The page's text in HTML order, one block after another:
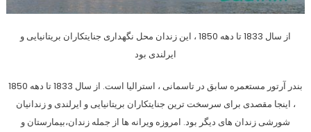
از سال 1833 تا دهه 1850 ، این زندان محل نگهداری جنایتکاران بریتانیایی و
ایرلندی بود
بندر آرتور مستعمره سابق در تاسمانی ، استرالیا است. از سال 1833 تا دهه 1850
، اینجا مقصدی برای سرسخت ترین جنایتکاران بریتانیایی و ایرلندی و زندانیان
شورشی زندان های دیگر بود. امروزه ویرانه ها از جمله زندان،بیمارستان و